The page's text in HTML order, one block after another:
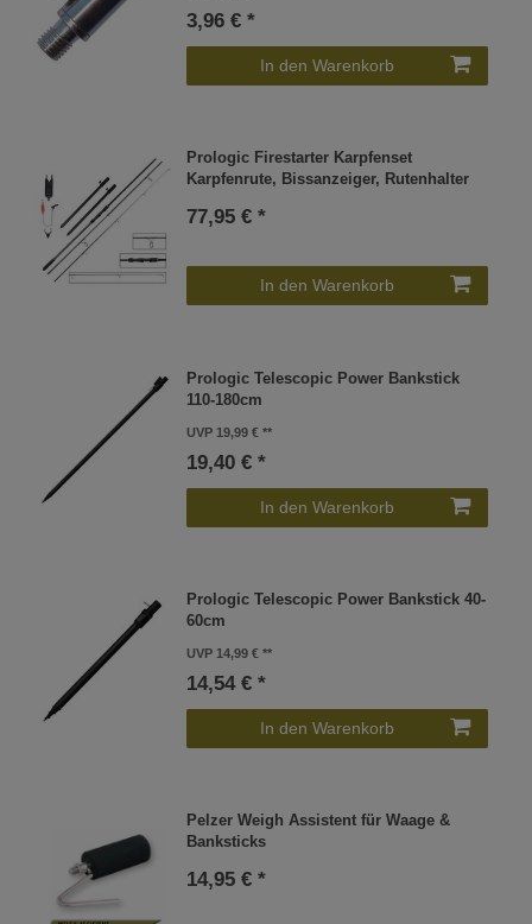
3,96 € *
In den Warenkorb
Prologic Firestarter Karpfenset
Karpfenrute, Bissanzeiger, Rutenhalter
77,95 € *
In den Warenkorb
Prologic Telescopic Power Bankstick
110-180cm
UVP 19,99 €
19,40 € *
In den Warenkorb
Prologic Telescopic Power Bankstick 40-
60cm
UVP 14,99 €
14,54 € *
In den Warenkorb
Pelzer Weigh Assistent für Waage &
Banksticks
14,95 € *